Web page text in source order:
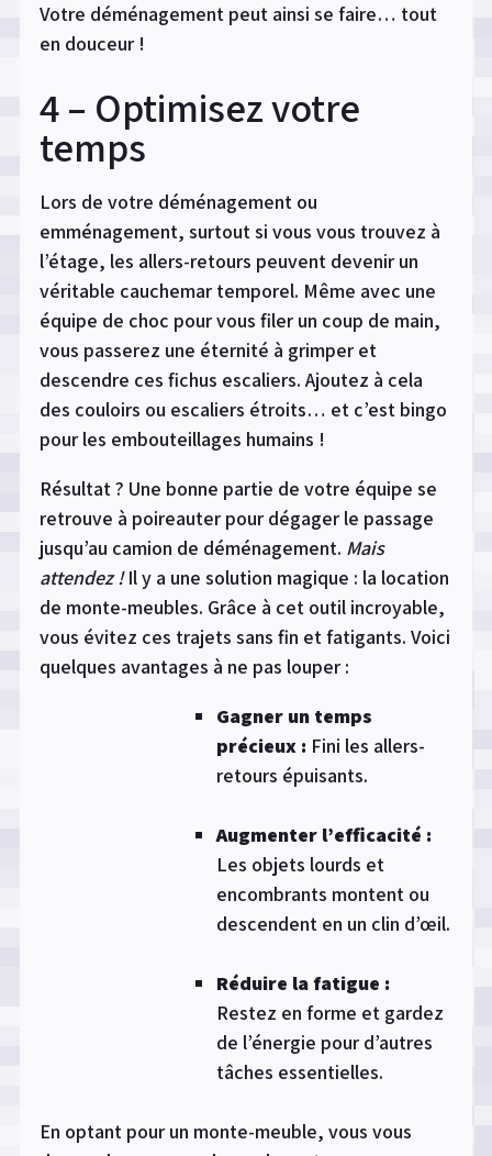
Votre déménagement peut ainsi se faire… tout
en douceur !
4 – Optimisez votre
temps
Lors de votre déménagement ou
emménagement, surtout si vous vous trouvez à
l’étage, les allers-retours peuvent devenir un
véritable cauchemar temporel. Même avec une
équipe de choc pour vous filer un coup de main,
vous passerez une éternité à grimper et
descendre ces fichus escaliers. Ajoutez à cela
des couloirs ou escaliers étroits… et c’est bingo
pour les embouteillages humains !
Résultat ? Une bonne partie de votre équipe se
retrouve à poireauter pour dégager le passage
jusqu’au camion de déménagement. Mais
attendez !Il y a une solution magique : la location
de monte-meubles. Grâce à cet outil incroyable,
vous évitez ces trajets sans fin et fatigants. Voici
quelques avantages à ne pas louper :
Gagner un temps
précieux : Fini les allers-
retours épuisants.
Augmenter l’efficacité :
Les objets lourds et
encombrants montent ou
descendent en un clin d’œil.
Réduire la fatigue :
Restez en forme et gardez
de l’énergie pour d’autres
tâches essentielles.
En optant pour un monte-meuble, vous vous